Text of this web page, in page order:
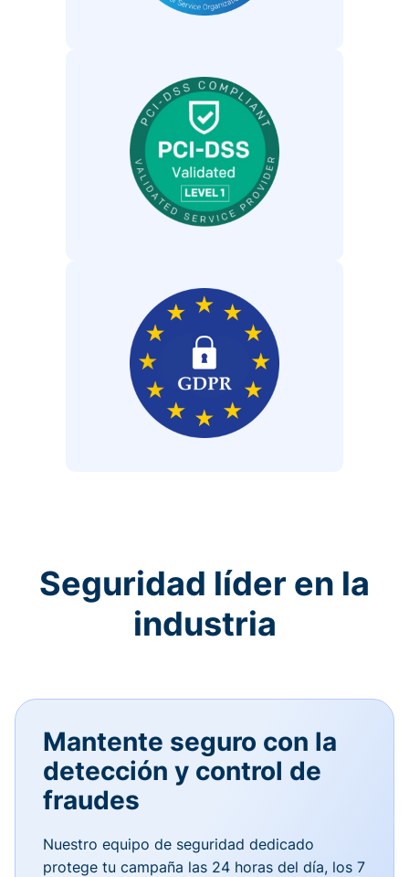
Seguridad líder en la
industria
Mantente seguro con la
detección y control de
fraudes
Nuestro equipo de seguridad dedicado
protege tu campaña las 24 horas del día, los 7